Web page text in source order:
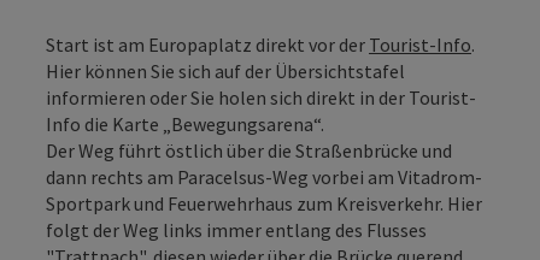
Start ist am Europaplatz direkt vor der Tourist-Info.
Hier können Sie sich auf der Übersichtstafel
informieren oder Sie holen sich direkt in der Tourist-
Info die Karte „Bewegungsarena“.
Der Weg führt östlich über die Straßenbrücke und
dann rechts am Paracelsus-Weg vorbei am Vitadrom-
Sportpark und Feuerwehrhaus zum Kreisverkehr. Hier
folgt der Weg links immer entlang des Flusses